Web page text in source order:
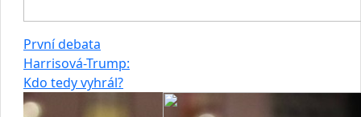
První debata
Harrisová-Trump:
Kdo tedy vyhrál?